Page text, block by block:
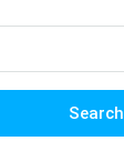
Search